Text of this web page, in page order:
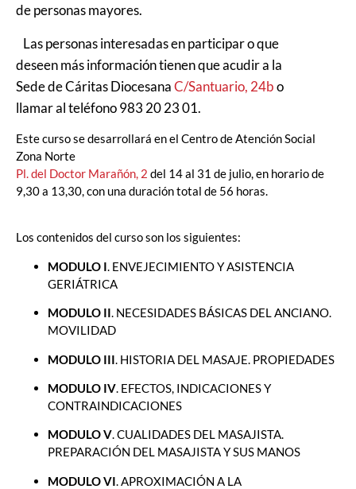
de personas mayores.
Las personas interesadas en participar o que
deseen más información tienen que acudir a la
Sede de Cáritas DiocesanaC/Santuario, 24bo
llamar al teléfono 983 20 23 01.
Este curso se desarrollará en el Centro de Atención Social
Zona Norte
Pl. del Doctor Marañón, 2 del 14 al 31 de julio, en horario de
9,30 a 13,30, con una duración total de 56 horas.
Los contenidos del curso son los siguientes:
MODULO I. ENVEJECIMIENTO Y ASISTENCIA
GERIÁTRICA
MODULO II. NECESIDADES BÁSICAS DEL ANCIANO.
MOVILIDAD
MODULO III . HISTORIA DEL MASAJE. PROPIEDADES
MODULO IV. EFECTOS, INDICACIONES Y
CONTRAINDICACIONES
MODULO V. CUALIDADES DEL MASAJISTA.
PREPARACIÓN DEL MASAJISTA Y SUS MANOS
MODULO VI. APROXIMACIÓN A LA